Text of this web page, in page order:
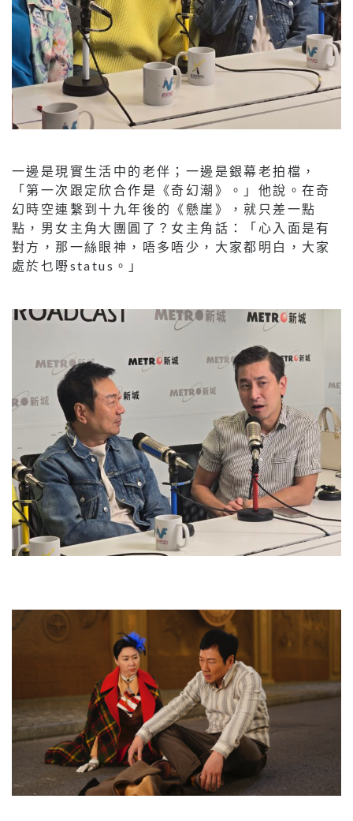
一邊是現實生活中的老伴；一邊是銀幕老拍檔，
「第一次跟定欣合作是《奇幻潮》。」他說。在奇
幻時空連繫到十九年後的《懸崖》，就只差一點
點，男女主角大團圓了？女主角話：「心入面是有
對方，那一絲眼神，唔多唔少，大家都明白，大家
處於乜嘢status。」